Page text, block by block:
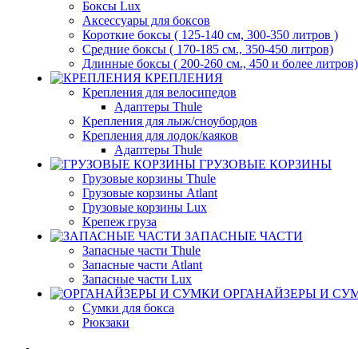
Боксы Lux
Аксессуары для боксов
Короткие боксы ( 125-140 см, 300-350 литров )
Средние боксы ( 170-185 см., 350-450 литров)
Длинные боксы ( 200-260 см., 450 и более литров)
КРЕПЛЕНИЯ
Крепления для велосипедов
Адаптеры Thule
Крепления для лыж/сноубордов
Крепления для лодок/каяков
Адаптеры Thule
ГРУЗОВЫЕ КОРЗИНЫ
Грузовые корзины Thule
Грузовые корзины Atlant
Грузовые корзины Lux
Крепеж груза
ЗАПАСНЫЕ ЧАСТИ
Запасные части Thule
Запасные части Atlant
Запасные части Lux
ОРГАНАЙЗЕРЫ И
Сумки для бокса
Рюкзаки